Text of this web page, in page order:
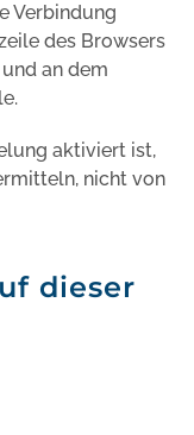
Verbindung
des Browsers
an dem
aktiviert ist,
nicht von
dieser